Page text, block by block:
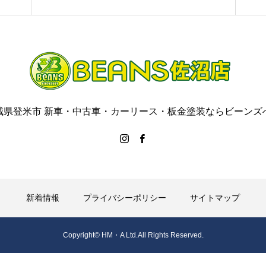
県登米市 新車・中古車・カーリース・板金塗装ならビーンズ
新着情報 プライバシーポリシー サイトマップ
Copyright©︎ HM・A Ltd.All Rights Reserved.